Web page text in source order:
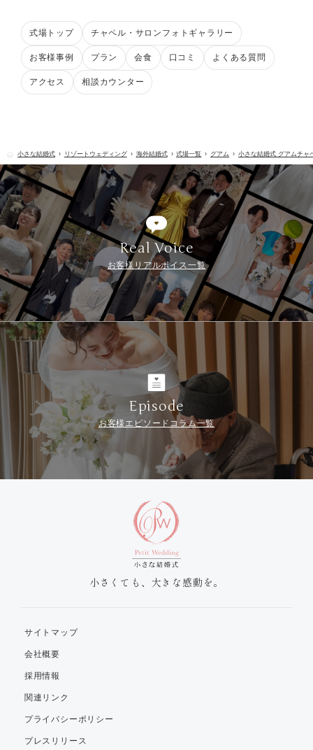
式場トップ チャペル・サロンフォトギャラリー
お客様事例 プラン 会食 口コミ よくある質問
アクセス 相談カウンター
小さな結婚式 リゾートウェディング 海外結婚式 式場一覧 グアム 小さな結婚式 グアムチャ
Real Voice
お客様リアルボイス一覧
Episode
お客様エピソードコラム一覧
小さくても、大きな感動を。
サイトマップ
会社概要
採用情報
関連リンク
プライバシーポリシー
プレスリリース